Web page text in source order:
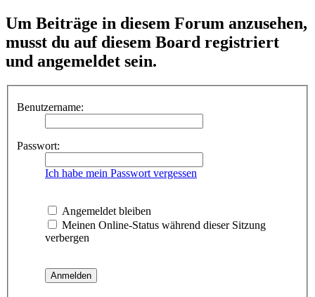
Um Beiträge in diesem Forum anzusehen,
musst du auf diesem Board registriert
und angemeldet sein.
Benutzername:
Passwort:
Ich habe mein Passwort vergessen
Angemeldet bleiben
Meinen Online-Status während dieser Sitzung
verbergen